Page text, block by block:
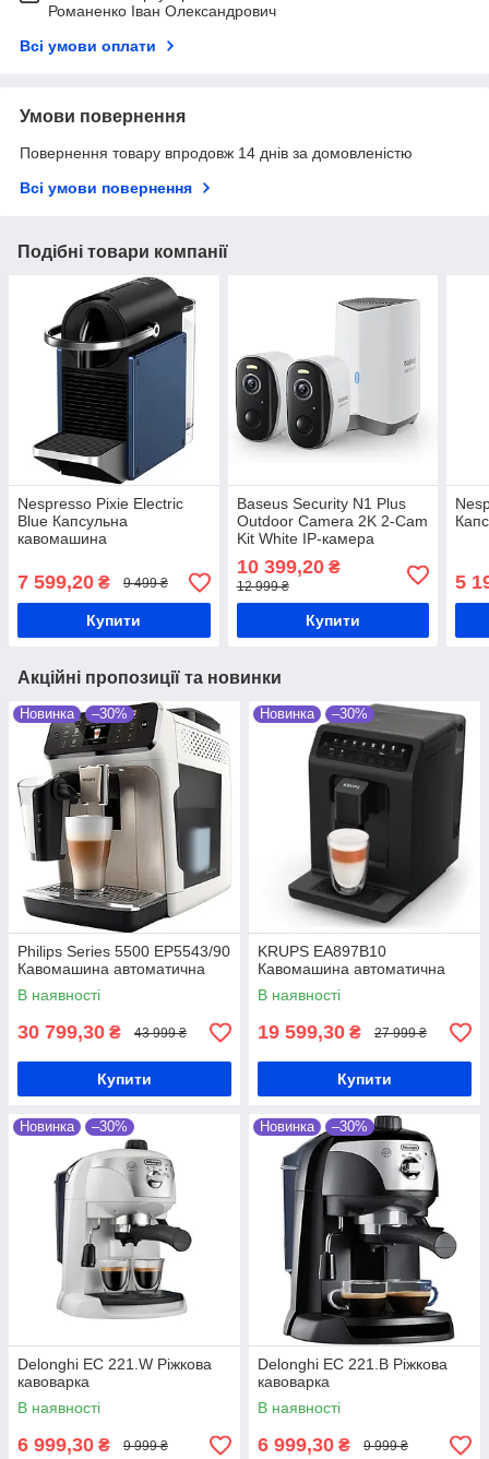
Романенко Іван Олександрович
Всі умови оплати
Умови повернення
Повернення товару впродовж 14 днів за домовленістю
Всі умови повернення
Подібні товари компанії
Nespresso Pixie Electric
Blue Капсульна
кавомашина
7 599,20 ₴ 9 499 ₴
Купити
Baseus Security N1 Plus
Outdoor Camera 2K 2-Cam
Kit White IP-камера
відеоспостереження
10 399,20₴
12 999 ₴
Купити
5
Акційні пропозиції та новинки
Новинка –30%
Philips Series 5500 EP5543/90
Кавомашина автоматична
В наявності
30 799,30 ₴ 43 999 ₴
Купити
Новинка –30%
KRUPS EA897B10
Кавомашина автоматична
В наявності
19 599,30 ₴ 27 999 ₴
Купити
Новинка –30%
Delonghi EC 221.W Ріжкова
кавоварка
В наявності
6 999,30 ₴ 9 999 ₴
Новинка –30%
Delonghi EC 221.B Ріжкова
кавоварка
В наявності
6 999,30 ₴ 9 999 ₴